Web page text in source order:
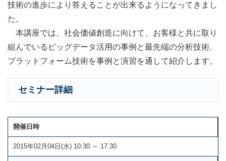
技術の進歩により答えることが出来るようになってきまし
た。
本講座では、社会価値創造に向けて、お客様と共に取り
組んでいるビッグデータ活用の事例と最先端の分析技術、
プラットフォーム技術を事例と演習を通して紹介します。
セミナー詳細
開催日時
2015年02月04日(水) 10:30 ～ 17:30